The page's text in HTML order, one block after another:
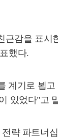
감을 표
했다.
계기로 뵙
있었다"고
략 파트너